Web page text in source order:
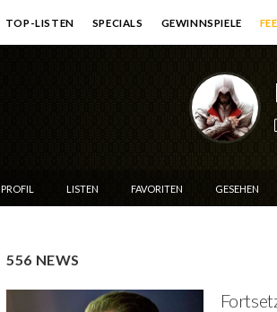
TOP-LISTEN SPECIALS GEWINNSPIELE
PROFIL LISTEN FAVORITEN GESEHEN
556 NEWS